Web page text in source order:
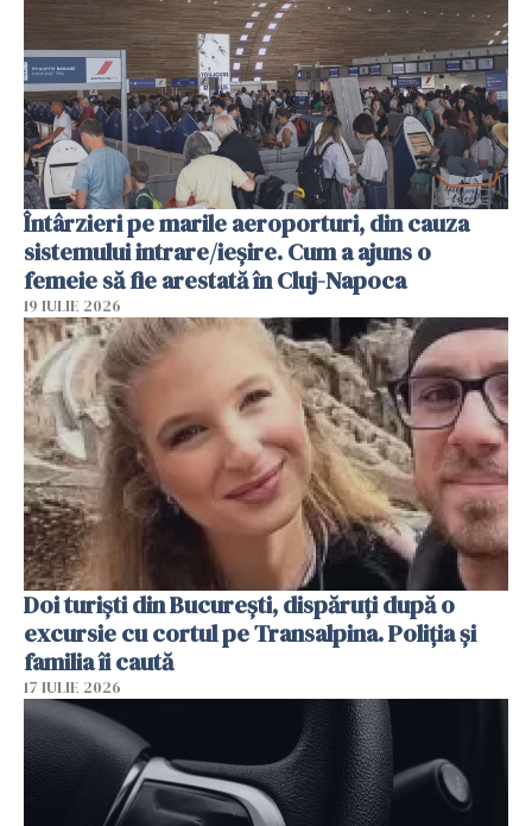
Întârzieri pe marile aeroporturi, din cauza
sistemului intrare/ieșire. Cum a ajuns o
femeie să fie arestată în Cluj-Napoca
19 IULIE 2026
Doi turiști din București, dispăruți după o
excursie cu cortul pe Transalpina. Poliția și
familia îi caută
17 IULIE 2026